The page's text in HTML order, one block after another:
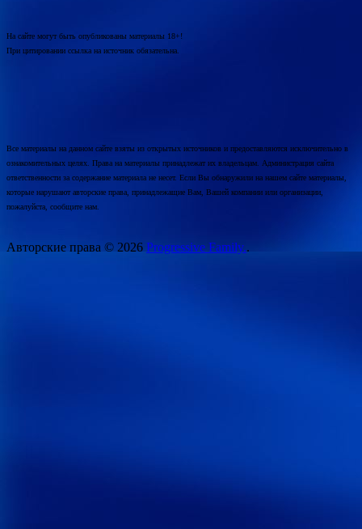
На сайте могут быть опубликованы материалы 18+!
При цитировании ссылка на источник обязательна.
Все материалы на данном сайте взяты из открытых источников и предоставляются исключительно в
ознакомительных целях. Права на материалы принадлежат их владельцам. Администрация сайта
ответственности за содержание материала не несет. Если Вы обнаружили на нашем сайте материалы,
которые нарушают авторские права, принадлежащие Вам, Вашей компании или организации,
пожалуйста, сообщите нам.
Авторские права © 2026 Progressive Family..